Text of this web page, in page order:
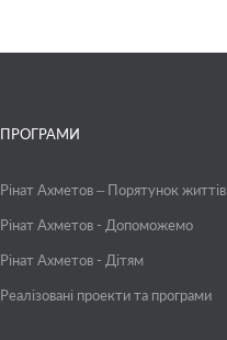
ПРОГРАМИ
Рінат Ахметов – Порятунок життів
Рінат Ахметов - Допоможемо
Рінат Ахметов - Дітям
Реалізовані проекти та програми